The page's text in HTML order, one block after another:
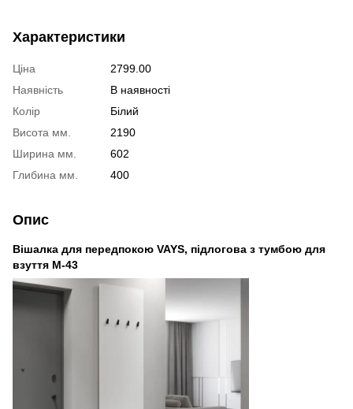
Характеристики
Ціна
2799.00
Наявність
В наявності
Колір
Білий
Висота мм.
2190
Ширина мм.
602
Глибина мм.
400
Опис
Вішалка для передпокою VAYS, підлогова з тумбою для
взуття M-43